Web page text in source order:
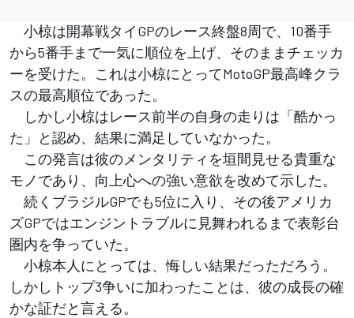
小椋は開幕戦タイGPのレース終盤8周で、10番手
から5番手まで一気に順位を上げ、そのままチェッカ
ーを受けた。これは小椋にとってMotoGP最高峰クラ
スの最高順位であった。
しかし小椋はレース前半の自身の走りは「酷かっ
た」と認め、結果に満足していなかった。
この発言は彼のメンタリティを垣間見せる貴重な
モノであり、向上心への強い意欲を改めて示した。
続くブラジルGPでも5位に入り、その後アメリカ
ズGPではエンジントラブルに見舞われるまで表彰台
圏内を争っていた。
小椋本人にとっては、悔しい結果だっただろう。
しかしトップ3争いに加わったことは、彼の成長の確
かな証だと言える。